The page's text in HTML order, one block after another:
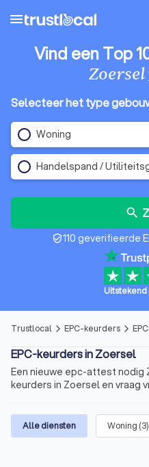
menu
Vind een Top
Zoersel
Selecteer het type
Woning
Handelspand /
search
verified_user110 geverifieerde
Uitstekend|
Trustlocal arrow_forward_ios EPC-keurders arrow_forward_ios
EPC-keurders in Zoersel
Een nieuwe epc-attest nodig
keurders in Zoersel en vraag
Alle diensten Woning (3)